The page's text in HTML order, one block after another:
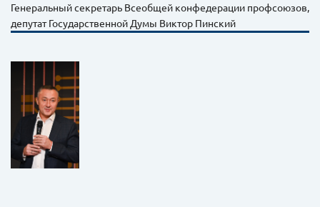
Генеральный секретарь Всеобщей конфедерации профсоюзов,
депутат Государственной Думы Виктор Пинский